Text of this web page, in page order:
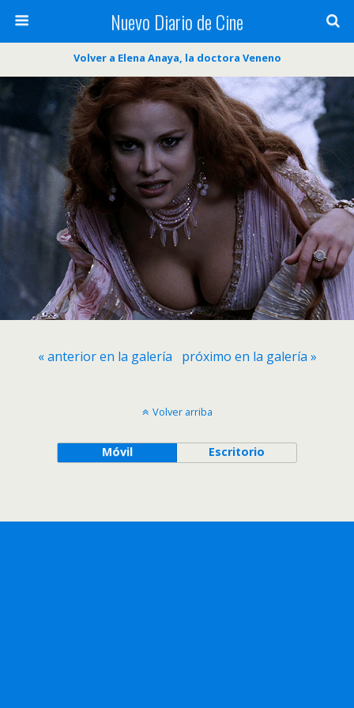
Nuevo Diario de Cine
Volver a Elena Anaya, la doctora Veneno
« anterior en la galería próximo en la galería »
Volver arriba
Móvil Escritorio